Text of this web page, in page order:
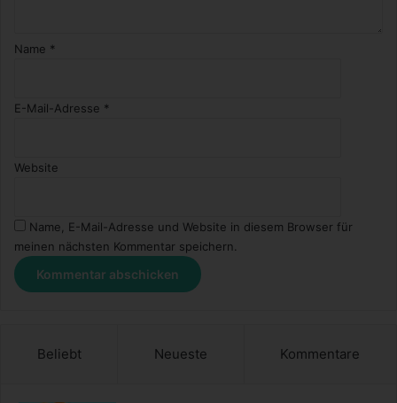
n
Name *
E-Mail-Adresse *
Website
Name, E-Mail-Adresse und Website in diesem Browser für
meinen nächsten Kommentar speichern.
Beliebt Neueste Kommentare